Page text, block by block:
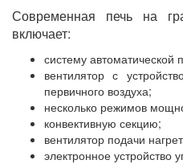
Современная печь на
включает:
систему автоматической
вентилятор с
первичного воздуха;
несколько режимов
конвективную секцию;
вентилятор подачи
электронное устройство